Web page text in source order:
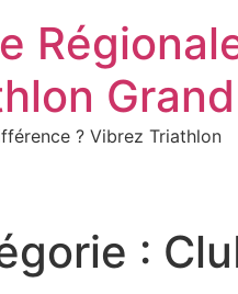
? Vibrez Triathlon
: